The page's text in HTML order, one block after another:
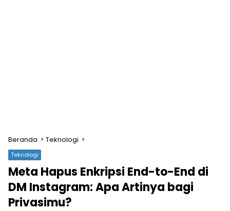
Beranda Teknologi
Teknologi
Meta Hapus Enkripsi End-to-End di
DM Instagram: Apa Artinya bagi
Privasimu?